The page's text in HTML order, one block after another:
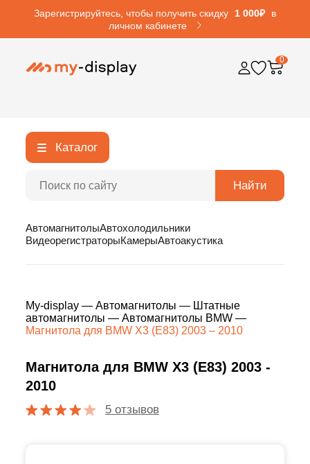
Зарегистрируйтесь, чтобы получить скидку 1 000₽
в
личном кабинете
0
Каталог
Найти
АвтомагнитолыАвтохолодильники
ВидеорегистраторыКамерыАвтоакустика
My-display — Автомагнитолы — Штатные
автомагнитолы — Автомагнитолы BMW —
Магнитола для BMW X3 (E83) 2003 – 2010
Магнитола для BMW X3 (E83) 2003 -
2010
5 отзывов